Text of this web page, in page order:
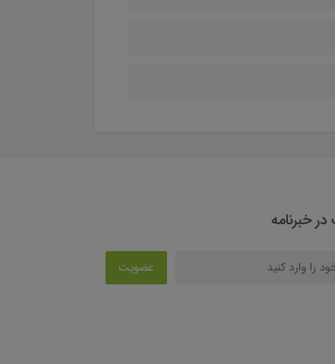
خبرنامه
عضویت